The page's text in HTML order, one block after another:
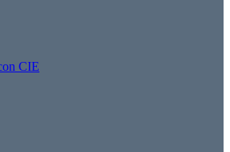
CIE